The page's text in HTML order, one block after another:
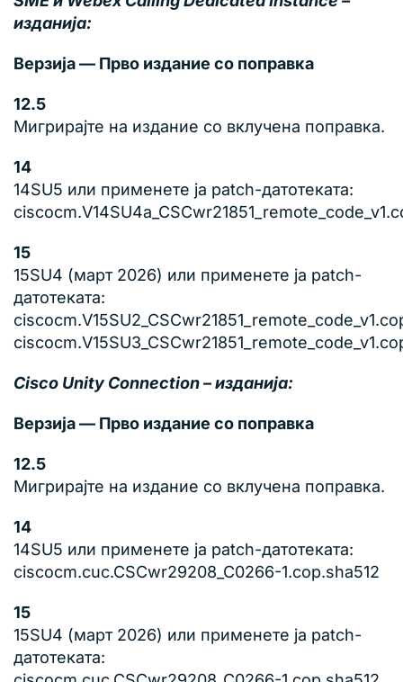
изданија:
Верзија — Прво издание со поправка
12.5
Мигрирајте на издание со вклучена поправка.
14
14SU5 или применете ја patch-датотеката:
15
15SU4 (март 2026) или применете ја patch-
датотеката:
Cisco Unity Connection – изданија:
Верзија — Прво издание со поправка
12.5
Мигрирајте на издание со вклучена поправка.
14
14SU5 или применете ја patch-датотеката:
ciscocm.cuc.CSCwr29208_C0266-1.cop.sha512
15
15SU4 (март 2026) или применете ја patch-
датотеката: